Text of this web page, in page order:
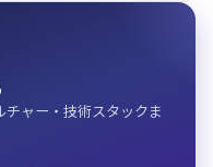
ャー・技術スタックま